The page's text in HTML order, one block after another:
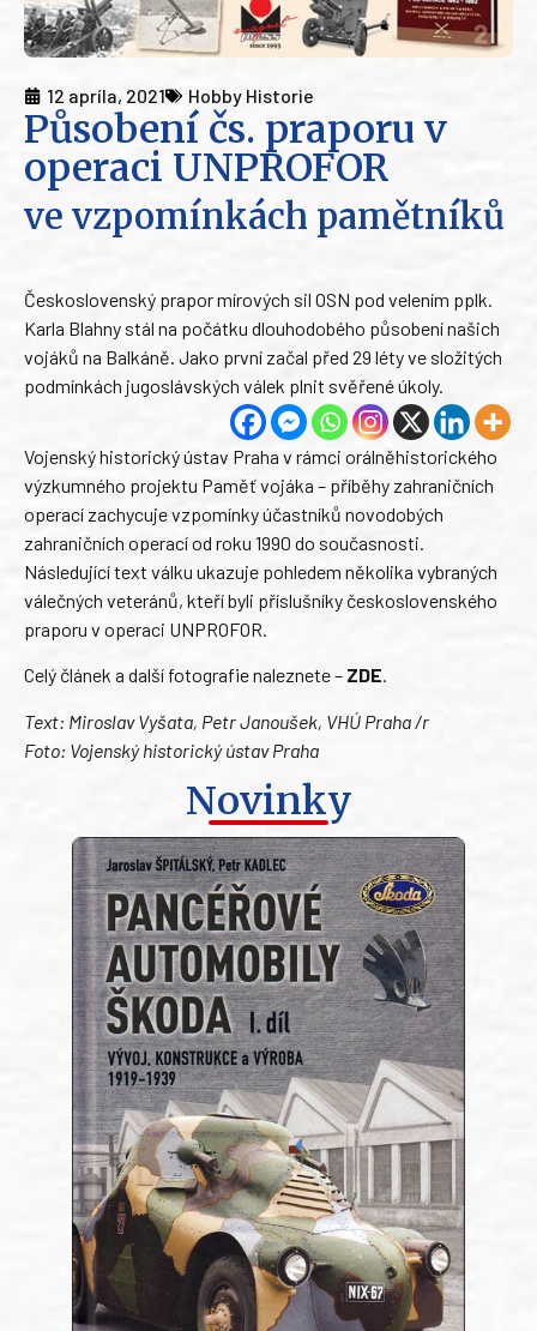
12 apríla, 2021 Hobby Historie
Působení čs. praporu v
operaci UNPROFOR
ve vzpomínkách pamětníků
Československý prapor mírových sil OSN pod velením pplk.
Karla Blahny stál na počátku dlouhodobého působení našich
vojáků na Balkáně. Jako první začal před 29 léty ve složitých
podmínkách jugoslávských válek plnit svěřené úkoly.
Vojenský historický ústav Praha v rámci orálněhistorického
výzkumného projektu Paměť vojáka – příběhy zahraničních
operací zachycuje vzpomínky účastníků novodobých
zahraničních operací od roku 1990 do současnosti.
Následující text válku ukazuje pohledem několika vybraných
válečných veteránů, kteří byli příslušníky československého
praporu v operaci UNPROFOR.
Celý článek a další fotografie naleznete – ZDE.
Text: Miroslav Vyšata, Petr Janoušek, VHÚ Praha /r
Foto: Vojenský historický ústav Praha
Novinky